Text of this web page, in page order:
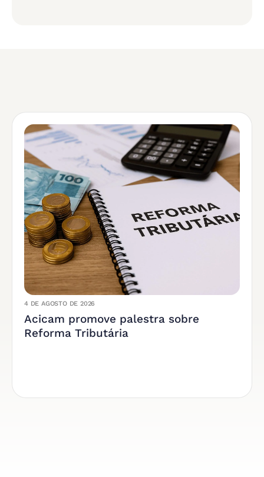
4 DE AGOSTO DE 2026
Acicam promove palestra sobre
Reforma Tributária